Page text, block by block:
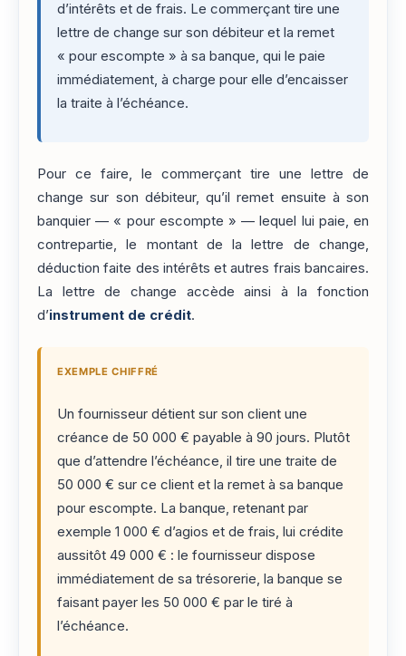
d’intérêts et de frais. Le commerçant tire une
lettre de change sur son débiteur et la remet
« pour escompte » à sa banque, qui le paie
immédiatement, à charge pour elle d’encaisser
la traite à l’échéance.
Pour ce faire, le commerçant tire une lettre de
change sur son débiteur, qu’il remet ensuite à son
banquier — « pour escompte » — lequel lui paie, en
contrepartie, le montant de la lettre de change,
déduction faite des intérêts et autres frais bancaires.
La lettre de change accède ainsi à la fonction
d’instrument de crédit.
EXEMPLE CHIFFRÉ
Un fournisseur détient sur son client une
créance de 50 000 € payable à 90 jours. Plutôt
que d’attendre l’échéance, il tire une traite de
50 000 € sur ce client et la remet à sa banque
pour escompte. La banque, retenant par
exemple 1 000 € d’agios et de frais, lui crédite
aussitôt 49 000 € : le fournisseur dispose
immédiatement de sa trésorerie, la banque se
faisant payer les 50 000 € par le tiré à
l’échéance.